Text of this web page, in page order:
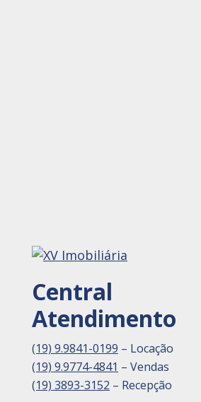
Atendimento
(19) 9.9841-0199 – Locação
(19) 9.9774-4841 – Vendas
(19) 3893-3152 – Recepção